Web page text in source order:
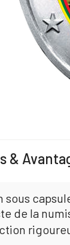
&
sous
de la